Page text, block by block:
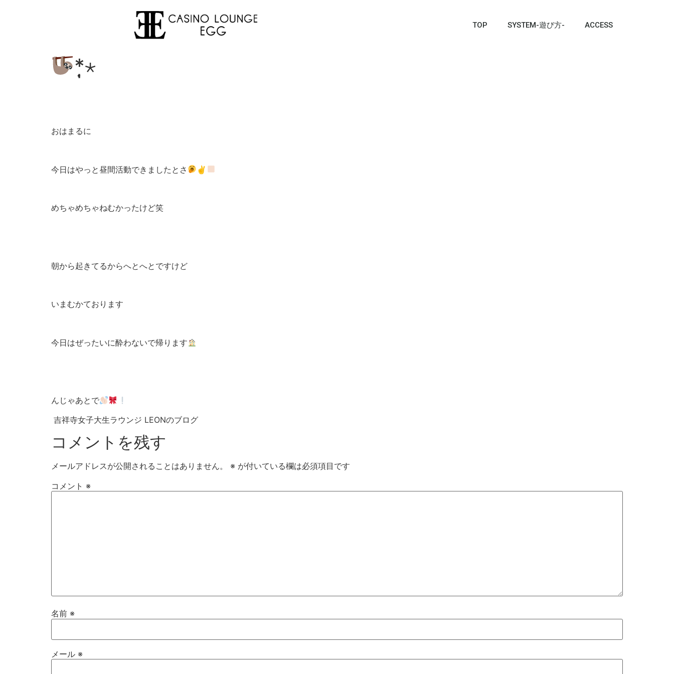
TOP SYSTEM-遊び方- ACCESS
*̣̩⋆
おはまるに
今日はやっと昼間活動できましたとさ ✌
めちゃめちゃねむかったけど笑
朝から起きてるからへとへとですけど
いまむかております
今日はぜったいに酔わないで帰ります
んじゃあとで
吉祥寺女子大生ラウンジ LEONのブログ
コメントを残す
メールアドレスが公開されることはありません。 ※ が付いている欄は必須項目です
コメント ※
名前 ※
メール ※